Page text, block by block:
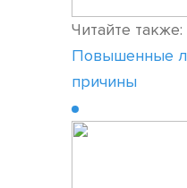
Читайте также:
Повышенные
причины